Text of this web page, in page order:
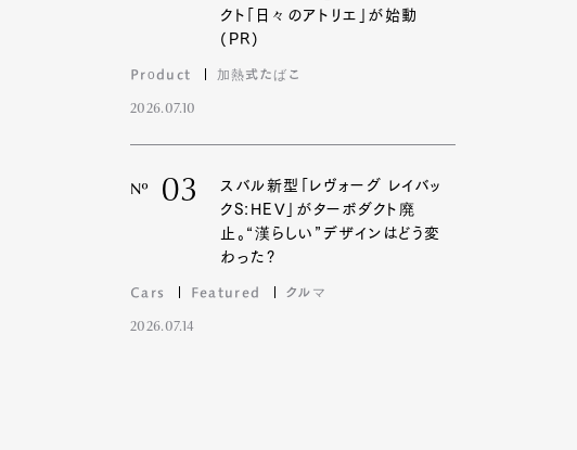
クト「日々のアトリエ」が始動
(PR)
Product 加熱式たばこ
2026.07.10
Nº 03
スバル新型「レヴォーグ レイバッ
クS:HEV」がターボダクト廃
止。“漢らしい”デザインはどう変
わった?
Cars Featured クルマ
2026.07.14